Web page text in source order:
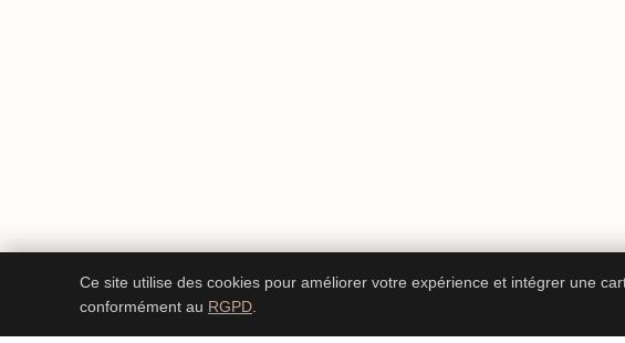
Ce site utilise des cookies pour améliorer votre expérience et intégrer une
conformément au RGPD